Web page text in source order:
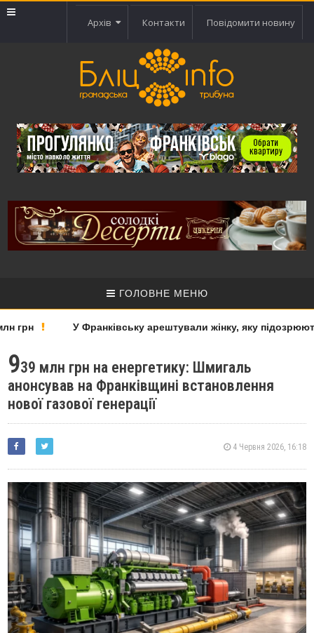
Архів Контакти Повідомити новину
ГОЛОВНЕ МЕНЮ
грн У Франківську арештували жінку, яку
939 млн грн на енергетику: Шмигаль
анонсував на Франківщині встановлення
нової газової генерації
4 Червня 2026, 16:18